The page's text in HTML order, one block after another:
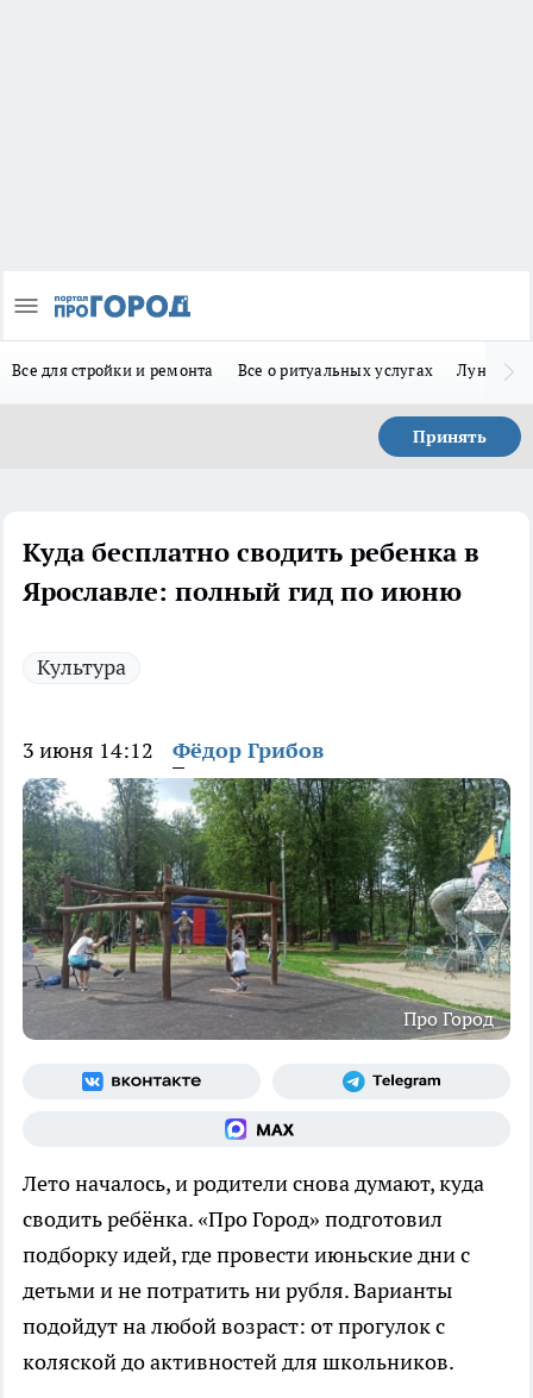
Все для стройки и ремонта Все о ритуальных услугах Лунно-
Принять
Куда бесплатно сводить ребенка в
Ярославле: полный гид по июню
Культура
3 июня 14:12 Фёдор Грибов
Про Город
Лето началось, и родители снова думают, куда
сводить ребёнка. «Про Город» подготовил
подборку идей, где провести июньские дни с
детьми и не потратить ни рубля. Варианты
подойдут на любой возраст: от прогулок с
коляской до активностей для школьников.